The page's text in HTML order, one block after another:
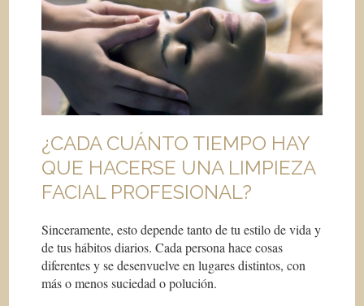
¿CADA CUÁNTO TIEMPO HAY
QUE HACERSE UNA LIMPIEZA
FACIAL PROFESIONAL?
Sinceramente, esto depende tanto de tu estilo de vida y
de tus hábitos diarios. Cada persona hace cosas
diferentes y se desenvuelve en lugares distintos, con
más o menos suciedad o polución.